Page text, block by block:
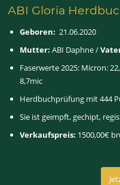
ABI Gloria
Geboren: 21.06.2020
Mutter: ABI Daphne /
Faserwerte 2025: Micron:
8,7mic
Herdbuchprüfung mit 444
Sie ist geimpft, gechipt,
Verkaufspreis: 1500,00€